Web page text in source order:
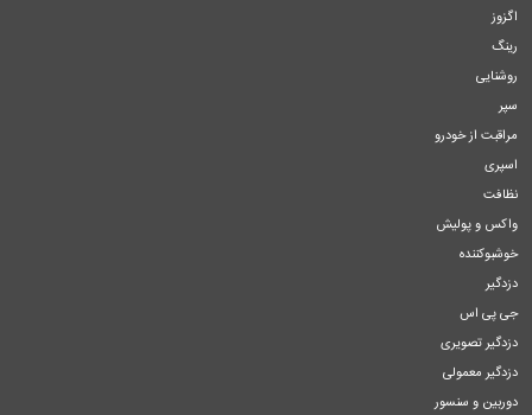
اگزوز
رینگ
روشنایی
سپر
مراقبت از خودرو
اسپری
نظافت
واکس و پولیش
خوشبوکننده
دزدگیر
جی پی اس
دزدگیر تصویری
دزدگیر معمولی
دوربین و سنسور